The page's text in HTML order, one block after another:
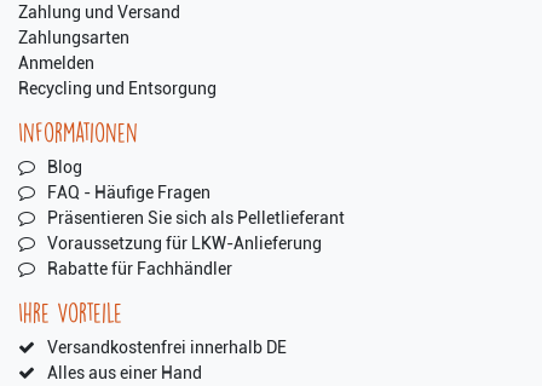
Zahlung und Versand
Zahlungsarten
Anmelden
Recycling und Entsorgung
Informationen
Blog
FAQ - Häufige Fragen
Präsentieren Sie sich als Pelletlieferant
Voraussetzung für LKW-Anlieferung
Rabatte für Fachhändler
Ihre Vorteile
Versandkostenfrei innerhalb DE
Alles aus einer Hand